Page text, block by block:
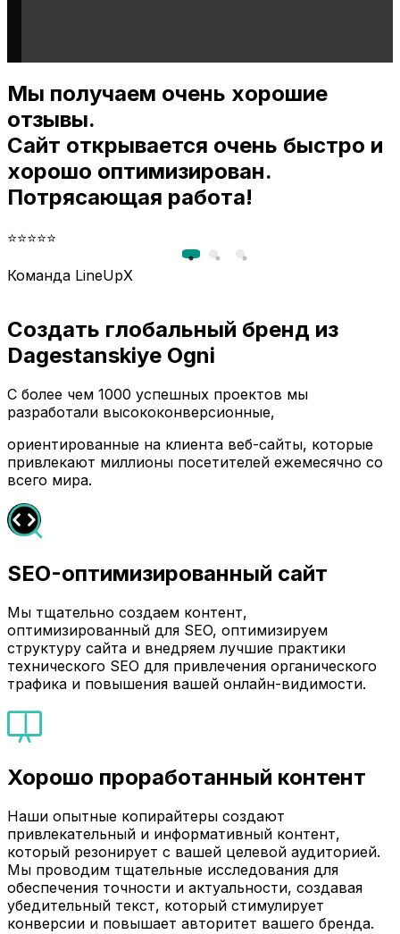
Мы получаем очень хорошие
отзывы.
Сайт открывается очень быстро и
хорошо оптимизирован.
Потрясающая работа!
⭐⭐⭐⭐⭐
Команда LineUpX
Создать глобальный бренд из
Dagestanskiye Ogni
С более чем 1000 успешных проектов мы
разработали высококонверсионные,
ориентированные на клиента веб-сайты, которые
привлекают миллионы посетителей ежемесячно со
всего мира.
SEO-оптимизированный сайт
Мы тщательно создаем контент,
оптимизированный для SEO, оптимизируем
структуру сайта и внедряем лучшие практики
технического SEO для привлечения органического
трафика и повышения вашей онлайн-видимости.
Хорошо проработанный контент
Наши опытные копирайтеры создают
привлекательный и информативный контент,
который резонирует с вашей целевой аудиторией.
Мы проводим тщательные исследования для
обеспечения точности и актуальности, создавая
убедительный текст, который стимулирует
конверсии и повышает авторитет вашего бренда.